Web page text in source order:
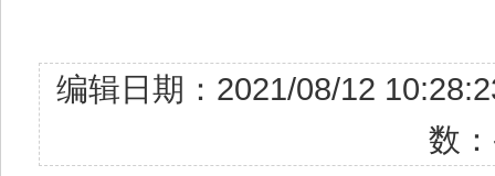
编辑日期：2021/08/12
数：